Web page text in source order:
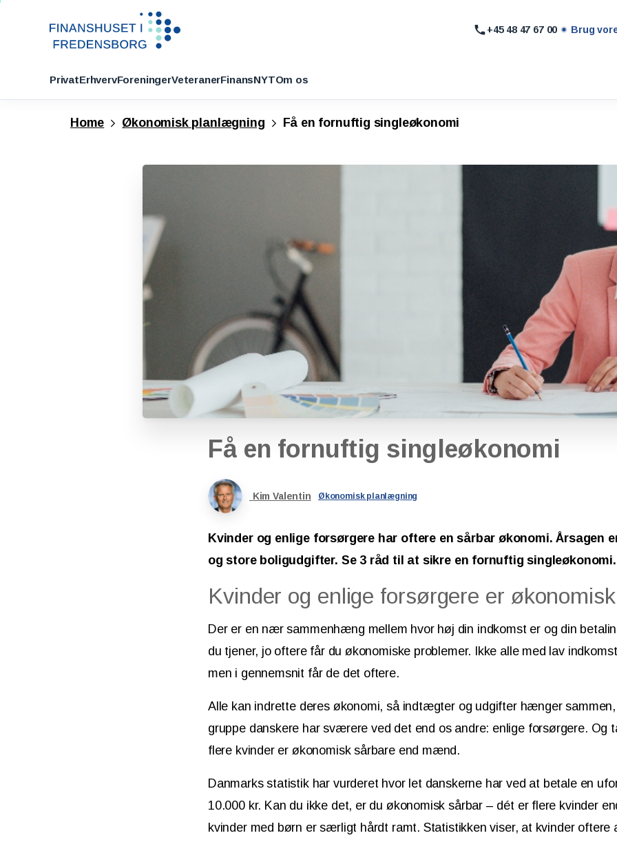
+45 48 47 67 00 Brug
PrivatErhvervForeningerVeteranerFinansNYTOm os
Home Økonomisk planlægning Få en fornuftig singleøkonomi
Få en fornuftig singleøkonomi
Kim Valentin Økonomisk planlægning
Kvinder og enlige forsørgere har oftere en sårbar økonomi. Årsagen
og store boligudgifter. Se 3 råd til at sikre en fornuftig singleøkonomi.
Kvinder og enlige forsørgere er
Der er en nær sammenhæng mellem hvor høj din indkomst er og din
du tjener, jo oftere får du økonomiske problemer. Ikke alle med lav
men i gennemsnit får de det oftere.
Alle kan indrette deres økonomi, så indtægter og udgifter hænger
gruppe danskere har sværere ved det end os andre: enlige forsørgere. Og
flere kvinder er økonomisk sårbare end mænd.
Danmarks statistik har vurderet hvor let danskerne har ved at betale en
10.000 kr. Kan du ikke det, er du økonomisk sårbar – dét er flere kvinder
kvinder med børn er særligt hårdt ramt. Statistikken viser, at kvinder oftere